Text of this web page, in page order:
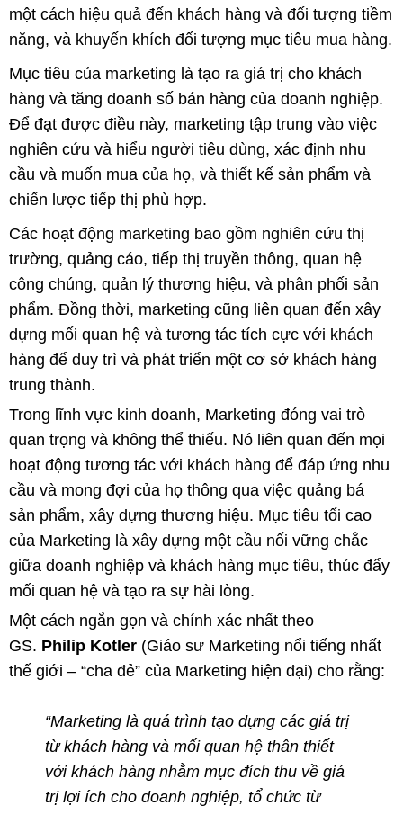
một cách hiệu quả đến khách hàng và đối tượng tiềm
năng, và khuyến khích đối tượng mục tiêu mua hàng.
Mục tiêu của marketing là tạo ra giá trị cho khách
hàng và tăng doanh số bán hàng của doanh nghiệp.
Để đạt được điều này, marketing tập trung vào việc
nghiên cứu và hiểu người tiêu dùng, xác định nhu
cầu và muốn mua của họ, và thiết kế sản phẩm và
chiến lược tiếp thị phù hợp.
Các hoạt động marketing bao gồm nghiên cứu thị
trường, quảng cáo, tiếp thị truyền thông, quan hệ
công chúng, quản lý thương hiệu, và phân phối sản
phẩm. Đồng thời, marketing cũng liên quan đến xây
dựng mối quan hệ và tương tác tích cực với khách
hàng để duy trì và phát triển một cơ sở khách hàng
trung thành.
Trong lĩnh vực kinh doanh, Marketing đóng vai trò
quan trọng và không thể thiếu. Nó liên quan đến mọi
hoạt động tương tác với khách hàng để đáp ứng nhu
cầu và mong đợi của họ thông qua việc quảng bá
sản phẩm, xây dựng thương hiệu. Mục tiêu tối cao
của Marketing là xây dựng một cầu nối vững chắc
giữa doanh nghiệp và khách hàng mục tiêu, thúc đẩy
mối quan hệ và tạo ra sự hài lòng.
Một cách ngắn gọn và chính xác nhất theo
GS. Philip Kotler (Giáo sư Marketing nổi tiếng nhất
thế giới – “cha đẻ” của Marketing hiện đại) cho rằng:
“Marketing là quá trình tạo dựng các giá trị
từ khách hàng và mối quan hệ thân thiết
với khách hàng nhằm mục đích thu về giá
trị lợi ích cho doanh nghiệp, tổ chức từ